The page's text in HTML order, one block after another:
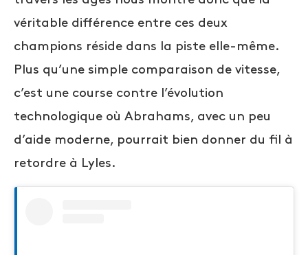
véritable différence entre ces deux
champions réside dans la piste elle-même.
Plus qu’une simple comparaison de vitesse,
c’est une course contre l’évolution
technologique où Abrahams, avec un peu
d’aide moderne, pourrait bien donner du fil à
retordre à Lyles.